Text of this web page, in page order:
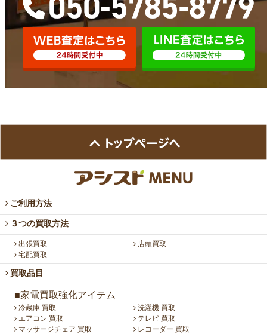
ご利用方法
３つの買取方法
出張買取
店頭買取
宅配買取
買取品目
■家電買取強化アイテム
冷蔵庫 買取
洗濯機 買取
エアコン 買取
テレビ 買取
マッサージチェア 買取
レコーダー 買取